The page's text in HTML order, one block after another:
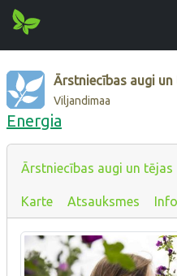
Ārstniecības augi un
Viljandimaa
Energia
Ārstniecības augi un tējas
Karte Atsauksmes Info